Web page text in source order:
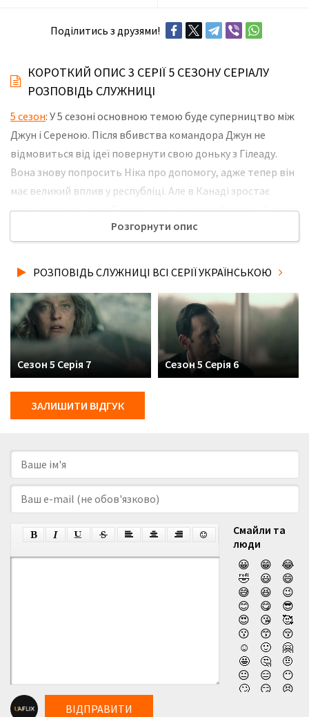
Поділитись з друзями!
КОРОТКИЙ ОПИС 3 СЕРІЇ 5 СЕЗОНУ СЕРІАЛУ
РОЗПОВІДЬ СЛУЖНИЦІ
5 сезон: У 5 сезоні основною темою буде суперництво між
Джун і Сереною. Після вбивства командора Джун не
відмовиться від ідеї повернути свою доньку з Гілеаду.
Вона знову попросить Ніка про допомогу, адже тепер він
має великий вплив у республіці. Але в Канаді зростає
число прихильників Гілеаду, і це стане проблемою. Серена
залишається одна з дитиною та пробує використати цю
друзям, де Ви дивились нову 3 серію 5 сезону серіалу
якості та з українськими субтитрами!
Розгорнути опис
РОЗПОВІДЬ СЛУЖНИЦІ ВСІ СЕРІЇ УКРАЇНСЬКОЮ
Сезон 5 Серія 7 Сезон 5 Серія 6
ЗАЛИШИТИ ВІДГУК
Смайли та
люди
😀
😁
😂
🤣
😃
😄
😅
😆
😉
😊
😋
😎
😍
😘
🥰
😗
😙
😚
☺️
🙂
🤗
🤩
🤔
🤨
😐
😑
😶
🙄
😏
😣
ВІДПРАВИТИ